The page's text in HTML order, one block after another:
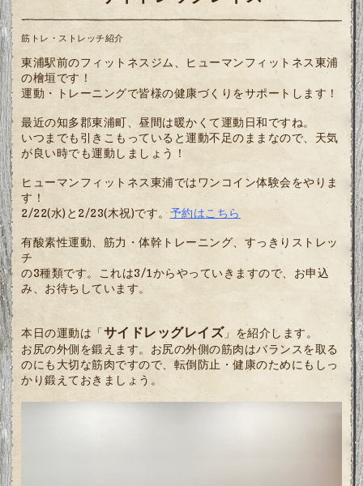
筋トレ・ストレッチ紹介
東浦駅前のフィットネスジム、ヒューマンフィットネス東浦
の檜垣です！
運動・トレーニングで皆様の健康づくりをサポートします！
最近の知多郡東浦町、昼間は暖かくて運動日和ですね。
いつまでも引きこもっていると運動不足のままなので、天気
が良い時でも運動しましょう！
ヒューマンフィットネス東浦ではワンコイン体験会をやりま
す！
2/22(水)と2/23(木祝)です。 予約はこちら
有酸素性運動、筋力・体幹トレーニング、すっきりストレッ
チ
の3種類です。これは3/1からやっていきますので、お申込
み、お待ちしています。
本日の運動は「サイドレッグレイズ」を紹介します。
お尻の外側を鍛えます。お尻の外側の筋肉はバランスを取る
のにも大切な筋肉ですので、転倒防止・健康のためにもしっ
かり鍛えておきましょう。